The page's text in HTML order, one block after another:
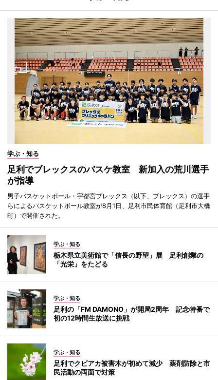
学ぶ・知る
足利でブレックスのバスケ教室 新加入の荒川選手
が指導
男子バスケットボール・宇都宮ブレックス（以下、ブレックス）の選手
らによるバスケットボール教室が8月1日、足利市民体育館（足利市大橋
町）で開催された。
学ぶ・知る
栃木県立美術館で「信長の野望」展 足利創業の
「光栄」をたどる
学ぶ・知る
足利の「FM DAMONO」が開局2周年 記念特番で
初の12時間生放送に挑戦
学ぶ・知る
足利でクビアカ被害木が初めて減少 薬剤防除と市
民活動の両面で対策